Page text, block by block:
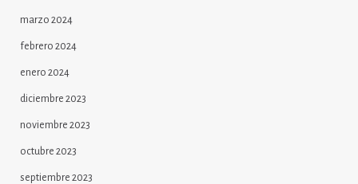
marzo 2024
febrero 2024
enero 2024
diciembre 2023
noviembre 2023
octubre 2023
septiembre 2023